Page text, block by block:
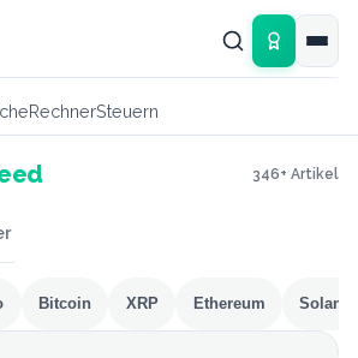
RechnerSteuern
346+ Artikel
Bitcoin XRP Ethereum Solana